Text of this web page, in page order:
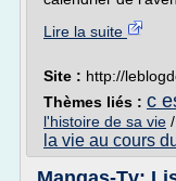
Lire la suite
Site : http://
Thèmes liés : c
l'histoire de sa vie /
la vie au cours